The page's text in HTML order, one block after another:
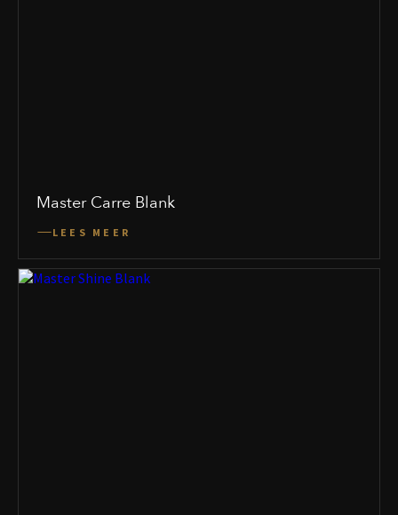
Master Carre Blank
LEES MEER